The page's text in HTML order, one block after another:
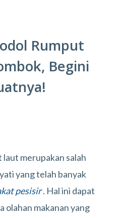
Rumput
Begini
merupakan salah
yang telah banyak
pesisir. Hal ini dapat
olahan makanan yang